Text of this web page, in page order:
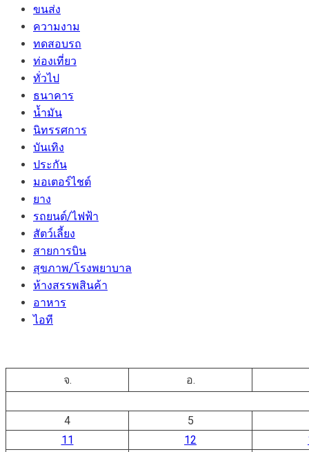
ขนส่ง
ความงาม
ทดสอบรถ
ท่องเที่ยว
ทั่วไป
ธนาคาร
น้ำมัน
นิทรรศการ
บันเทิง
ประกัน
มอเตอร์ไชต์
ยาง
รถยนต์/ไฟฟ้า
สัตว์เลี้ยง
สายการบิน
สุขภาพ/โรงพยาบาล
ห้างสรรพสินค้า
อาหาร
ไอที
จ. อ.
4
5
11
12